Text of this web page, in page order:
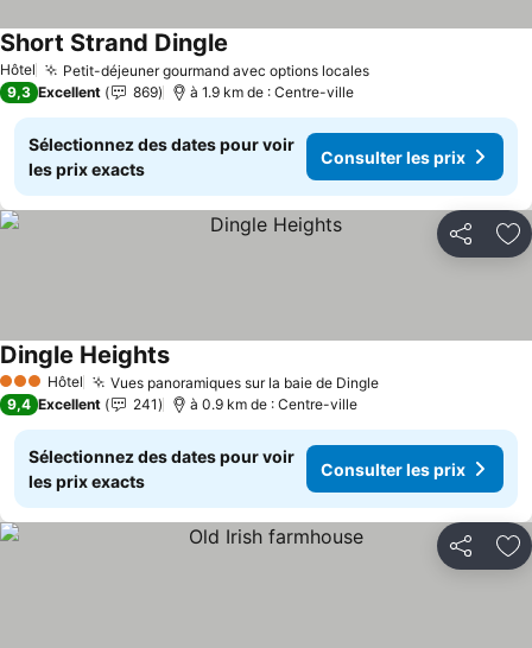
Hôtel Petit-déjeuner gourmand avec options locales
Short Strand Dingle
9,3 Excellent 869 à 1.9 km de : Centre-ville
Sélectionnez des dates pour voir
les prix exacts
Consulter les prix
Partager
3 ÉtoilesHôtel Vues panoramiques sur la baie de Dingle
Dingle Heights
9,4 Excellent 241 à 0.9 km de : Centre-ville
Sélectionnez des dates pour voir
les prix exacts
Consulter les prix
Partager